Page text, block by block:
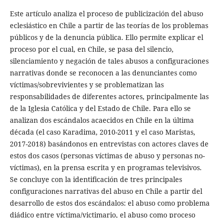
Este artículo analiza el proceso de publicización del abuso
eclesiástico en Chile a partir de las teorías de los problemas
públicos y de la denuncia pública. Ello permite explicar el
proceso por el cual, en Chile, se pasa del silencio,
silenciamiento y negación de tales abusos a configuraciones
narrativas donde se reconocen a las denunciantes como
víctimas/sobrevivientes y se problematizan las
responsabilidades de diferentes actores, principalmente las
de la Iglesia Católica y del Estado de Chile. Para ello se
analizan dos escándalos acaecidos en Chile en la última
década (el caso Karadima, 2010-2011 y el caso Maristas,
2017-2018) basándonos en entrevistas con actores claves de
estos dos casos (personas víctimas de abuso y personas no-
víctimas), en la prensa escrita y en programas televisivos.
Se concluye con la identificación de tres principales
configuraciones narrativas del abuso en Chile a partir del
desarrollo de estos dos escándalos: el abuso como problema
diádico entre víctima/victimario, el abuso como proceso